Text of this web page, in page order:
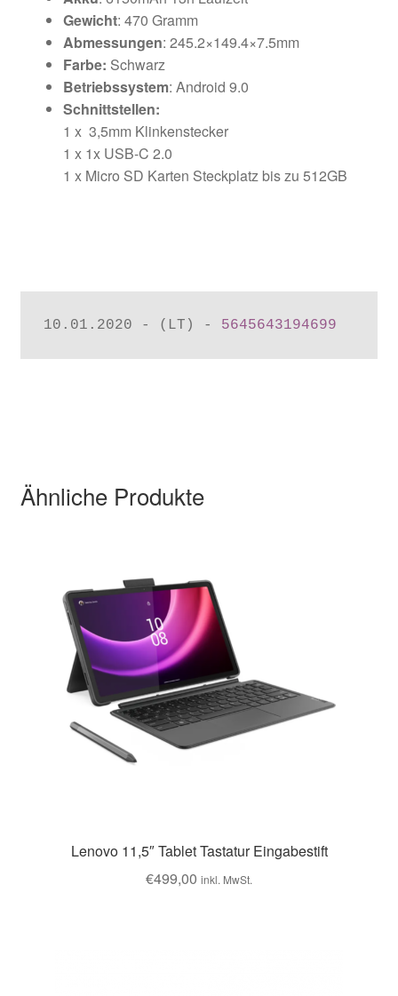
Gewicht: 470 Gramm
Abmessungen: 245.2×149.4×7.5mm
Farbe: Schwarz
Betriebssystem: Android 9.0
Schnittstellen:
1 x 3,5mm Klinkenstecker
1 x 1x USB-C 2.0
1 x Micro SD Karten Steckplatz bis zu 512GB
10.01.2020 - (LT) - 5645643194699
Ähnliche Produkte
Lenovo 11,5″ Tablet Tastatur Eingabestift
€499,00 inkl. MwSt.